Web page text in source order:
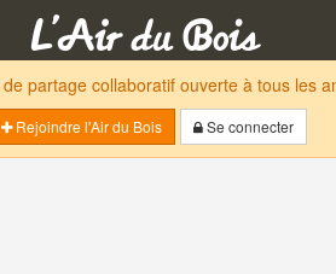
de partage collaboratif ouverte à tous les
Rejoindre l'Air du Bois
Se connecter